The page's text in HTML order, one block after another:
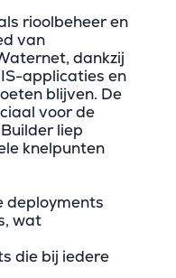
rioolbeheer en
van
dankzij
applicaties en
blijven. De
voor de
liep
knelpunten
deployments
wat
die bij iedere